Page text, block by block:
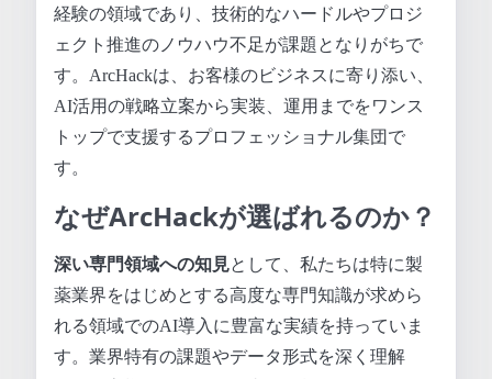
経験の領域であり、技術的なハードルやプロジ
ェクト推進のノウハウ不足が課題となりがちで
す。ArcHackは、お客様のビジネスに寄り添い、
AI活用の戦略立案から実装、運用までをワンス
トップで支援するプロフェッショナル集団で
す。
なぜArcHackが選ばれるのか？
深い専門領域への知見として、私たちは特に製
薬業界をはじめとする高度な専門知識が求めら
れる領域でのAI導入に豊富な実績を持っていま
す。業界特有の課題やデータ形式を深く理解